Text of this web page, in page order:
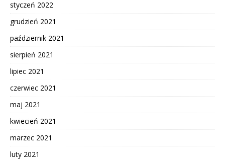
styczeń 2022
grudzień 2021
październik 2021
sierpień 2021
lipiec 2021
czerwiec 2021
maj 2021
kwiecień 2021
marzec 2021
luty 2021